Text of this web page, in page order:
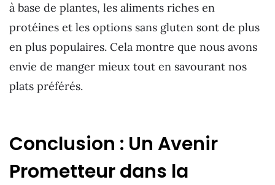
à base de plantes, les aliments riches en
protéines et les options sans gluten sont de plus
en plus populaires. Cela montre que nous avons
envie de manger mieux tout en savourant nos
plats préférés.
Conclusion : Un Avenir
Prometteur dans la